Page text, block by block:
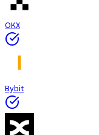
OKX
Bybit